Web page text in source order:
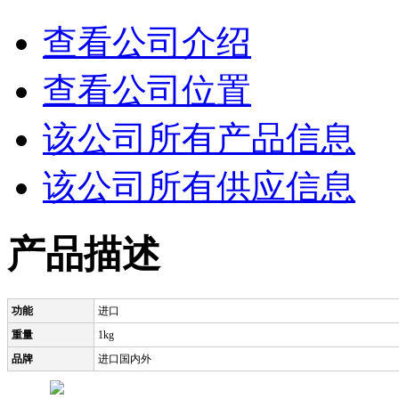
查看公司介绍
查看公司位置
该公司所有产品信息
该公司所有供应信息
产品描述
功能
进口
重量
1kg
品牌
进口国内外